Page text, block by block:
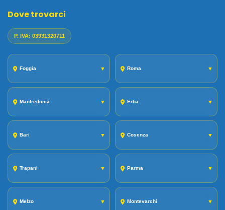
Dove trovarci
P. IVA: 03931320711
Foggia ▼ Roma ▼
Manfredonia ▼ Erba ▼
Bari ▼ Cosenza ▼
Trapani ▼ Parma ▼
Melzo ▼ Montevarchi ▼